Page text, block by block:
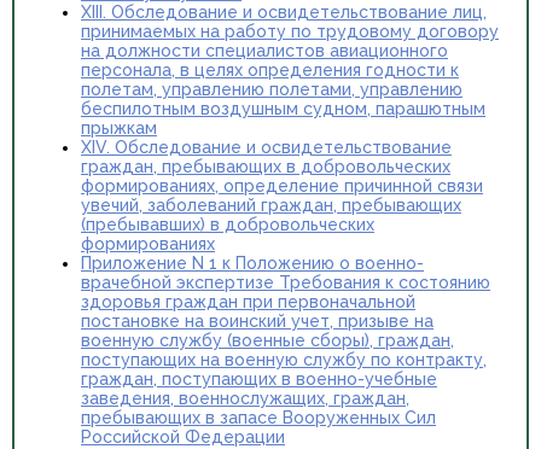
XIII. Обследование и освидетельствование лиц,
принимаемых на работу по трудовому договору
на должности специалистов авиационного
персонала, в целях определения годности к
полетам, управлению полетами, управлению
беспилотным воздушным судном, парашютным
прыжкам
XIV. Обследование и освидетельствование
граждан, пребывающих в добровольческих
формированиях, определение причинной связи
увечий, заболеваний граждан, пребывающих
(пребывавших) в добровольческих
формированиях
Приложение N 1 к Положению о военно-
врачебной экспертизе Требования к состоянию
здоровья граждан при первоначальной
постановке на воинский учет, призыве на
военную службу (военные сборы), граждан,
поступающих на военную службу по контракту,
граждан, поступающих в военно-учебные
заведения, военнослужащих, граждан,
пребывающих в запасе Вооруженных Сил
Российской Федерации